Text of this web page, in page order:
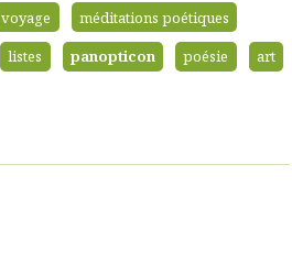
voyage
méditations poétiques
listes panopticon poésie art